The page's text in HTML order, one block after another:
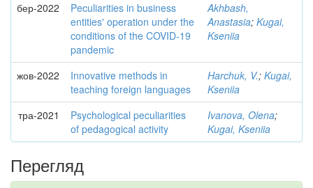
бер-2022
Peculiarities in business
entities' operation under the
conditions of the COVID-19
pandemic
Akhbash,
Anastasia; Kugai,
Kseniia
жов-2022
Innovative methods in
teaching foreign languages
Harchuk, V.; Kugai,
Kseniia
тра-2021
Psychological peculiarities
of pedagogical activity
Ivanova, Olena;
Kugai, Kseniia
Перегляд